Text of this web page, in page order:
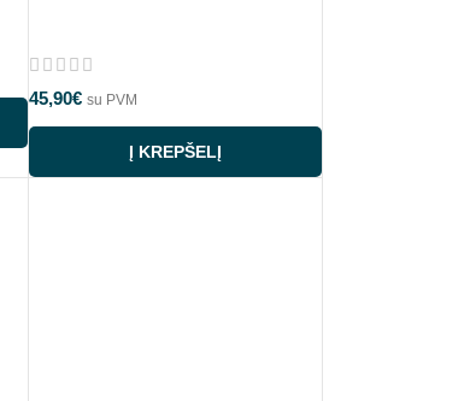
45,90€ su PVM
Į KREPŠELĮ